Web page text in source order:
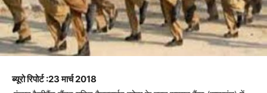
ब्यूरो रिपोर्ट :23 मार्च 2018